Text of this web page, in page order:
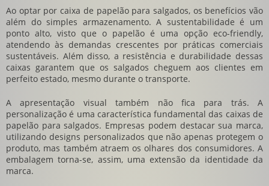
Ao optar por caixa de papelão para salgados, os benefícios vão
além do simples armazenamento. A sustentabilidade é um
ponto alto, visto que o papelão é uma opção eco-friendly,
atendendo às demandas crescentes por práticas comerciais
sustentáveis. Além disso, a resistência e durabilidade dessas
caixas garantem que os salgados cheguem aos clientes em
perfeito estado, mesmo durante o transporte.
A apresentação visual também não fica para trás. A
personalização é uma característica fundamental das caixas de
papelão para salgados. Empresas podem destacar sua marca,
utilizando designs personalizados que não apenas protegem o
produto, mas também atraem os olhares dos consumidores. A
embalagem torna-se, assim, uma extensão da identidade da
marca.